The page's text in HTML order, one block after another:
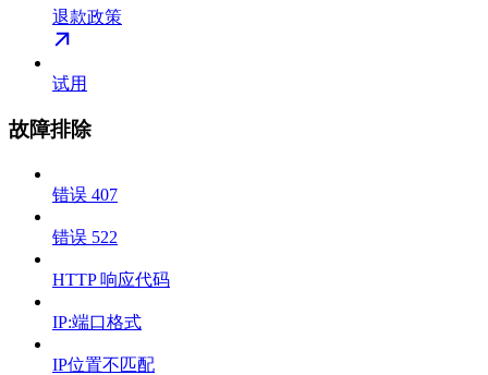
退款政策
试用
故障排除
错误 407
错误 522
HTTP 响应代码
IP:端口格式
IP位置不匹配